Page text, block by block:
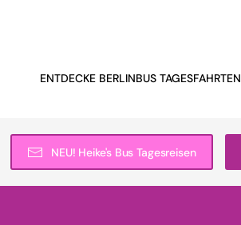
ENTDECKE BERLINBUS TAGESFAHRTEN
NEU! Heike's Bus Tagesreisen